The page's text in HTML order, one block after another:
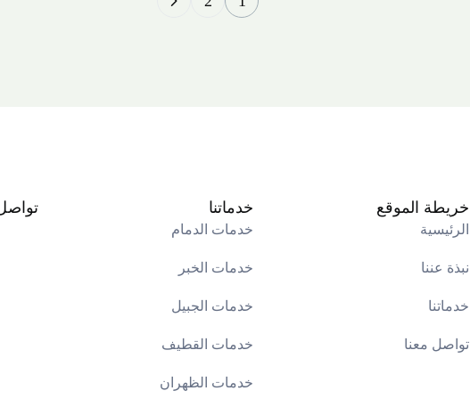
خريطة الموقع
الرئيسية
نبذة عننا
خدماتنا
تواصل معنا
خدماتنا
خدمات الدمام
خدمات الخبر
خدمات الجبيل
خدمات القطيف
خدمات الظهران